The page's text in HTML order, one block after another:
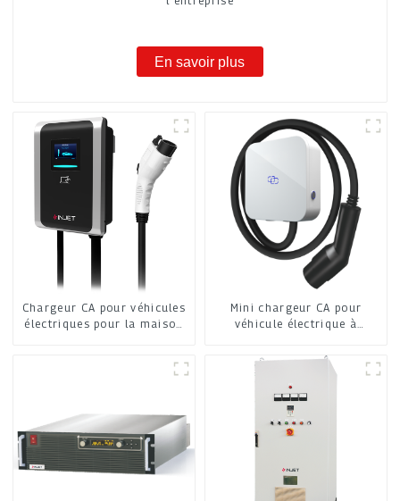
En savoir plus
Chargeur CA pour véhicules
électriques pour la maison
Mini chargeur CA pour
véhicule électrique à